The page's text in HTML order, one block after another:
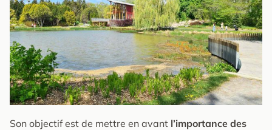
Son objectif est de mettre en avant l’importance des